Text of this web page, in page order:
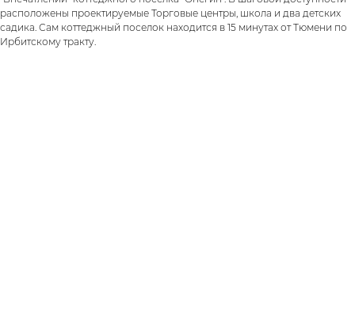
расположены проектируемые Торговые центры, школа и два детских
садика. Сам коттеджный поселок находится в 15 минутах от Тюмени по
Ирбитскому тракту.